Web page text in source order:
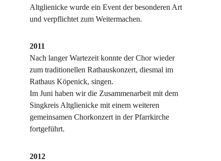
Altglienicke wurde ein Event der besonderen Art
und verpflichtet zum Weitermachen.
2011
Nach langer Wartezeit konnte der Chor wieder
zum traditionellen Rathauskonzert, diesmal im
Rathaus Köpenick, singen.
Im Juni haben wir die Zusammenarbeit mit dem
Singkreis Altglienicke mit einem weiteren
gemeinsamen Chorkonzert in der Pfarrkirche
fortgeführt.
2012